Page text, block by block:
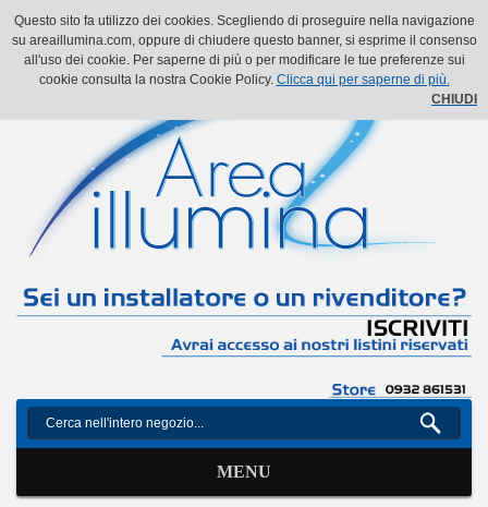
Il mio account Il mio carrello Vai alla Cassa Accedi
MENU
Questo sito fa utilizzo dei cookies. Scegliendo di proseguire nella navigazione
su areaillumina.com, oppure di chiudere questo banner, si esprime il consenso
all'uso dei cookie. Per saperne di più o per modificare le tue preferenze sui
cookie consulta la nostra Cookie Policy. Clicca qui per saperne di più.
CHIUDI